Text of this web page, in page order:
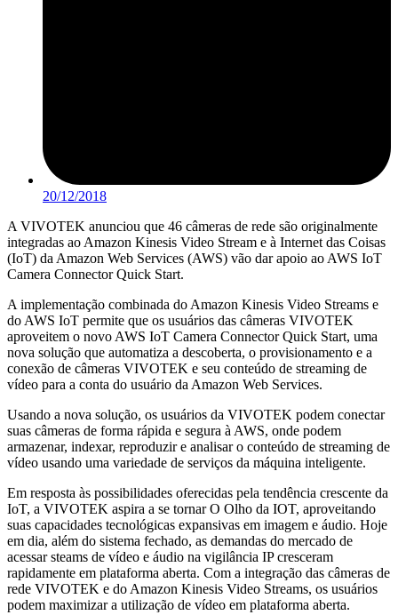
20/12/2018
A VIVOTEK anunciou que 46 câmeras de rede são originalmente
integradas ao Amazon Kinesis Video Stream e à Internet das Coisas
(IoT) da Amazon Web Services (AWS) vão dar apoio ao AWS IoT
Camera Connector Quick Start.
A implementação combinada do Amazon Kinesis Video Streams e
do AWS IoT permite que os usuários das câmeras VIVOTEK
aproveitem o novo AWS IoT Camera Connector Quick Start, uma
nova solução que automatiza a descoberta, o provisionamento e a
conexão de câmeras VIVOTEK e seu conteúdo de streaming de
vídeo para a conta do usuário da Amazon Web Services.
Usando a nova solução, os usuários da VIVOTEK podem conectar
suas câmeras de forma rápida e segura à AWS, onde podem
armazenar, indexar, reproduzir e analisar o conteúdo de streaming de
vídeo usando uma variedade de serviços da máquina inteligente.
Em resposta às possibilidades oferecidas pela tendência crescente da
IoT, a VIVOTEK aspira a se tornar O Olho da IOT, aproveitando
suas capacidades tecnológicas expansivas em imagem e áudio. Hoje
em dia, além do sistema fechado, as demandas do mercado de
acessar steams de vídeo e áudio na vigilância IP cresceram
rapidamente em plataforma aberta. Com a integração das câmeras de
rede VIVOTEK e do Amazon Kinesis Video Streams, os usuários
podem maximizar a utilização de vídeo em plataforma aberta.